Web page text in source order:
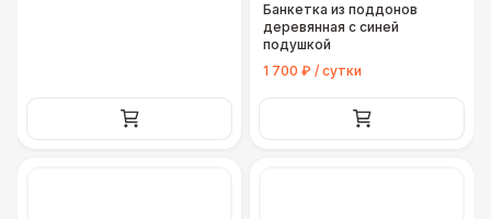
Банкетка из поддонов
деревянная с синей
подушкой
1 700 ₽ / сутки